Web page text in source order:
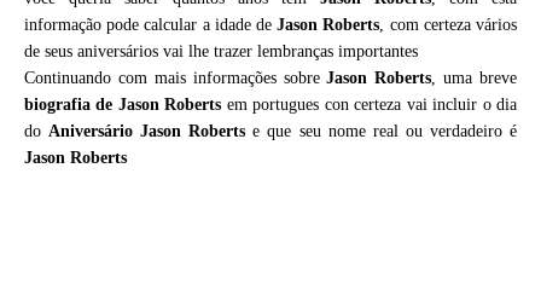
informação pode calcular a idade deJason Roberts, com certeza vários
de seus aniversários vai lhe trazer lembranças importantes
Continuando com mais informações sobreJason Roberts, uma breve
biografia de Jason Roberts em portugues con certeza vai incluir o dia
doAniversário Jason Roberts e que seu nome real ou verdadeiro é
Jason Roberts